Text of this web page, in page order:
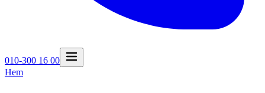
010-300 16 00
Hem